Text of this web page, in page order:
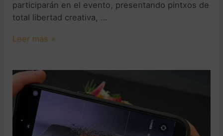
participarán en el evento, presentando pintxos de
total libertad creativa, …
Leer más »